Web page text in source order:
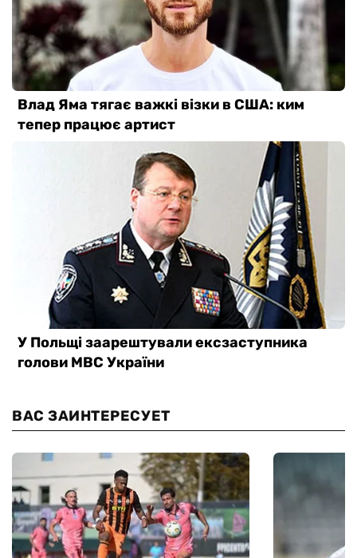
ВАС ЗАИНТЕРЕСУЕТ